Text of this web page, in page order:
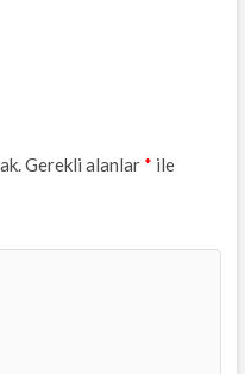
Gerekli alanlar * ile